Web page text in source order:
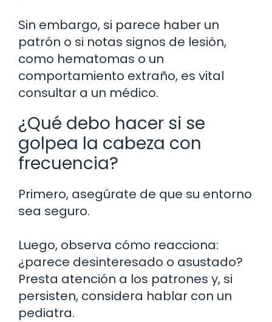
Sin embargo, si parece haber un
patrón o si notas signos de lesión,
como hematomas o un
comportamiento extraño, es vital
consultar a un médico.
¿Qué debo hacer si se
golpea la cabeza con
frecuencia?
Primero, asegúrate de que su entorno
sea seguro.
Luego, observa cómo reacciona:
¿parece desinteresado o asustado?
Presta atención a los patrones y, si
persisten, considera hablar con un
pediatra.